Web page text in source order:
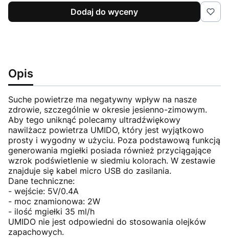
Dodaj do wyceny
Opis
Suche powietrze ma negatywny wpływ na nasze
zdrowie, szczególnie w okresie jesienno-zimowym.
Aby tego uniknąć polecamy ultradźwiękowy
nawilżacz powietrza UMIDO, który jest wyjątkowo
prosty i wygodny w użyciu. Poza podstawową funkcją
generowania mgiełki posiada również przyciągające
wzrok podświetlenie w siedmiu kolorach. W zestawie
znajduje się kabel micro USB do zasilania.
Dane techniczne:
- wejście: 5V/0.4A
- moc znamionowa: 2W
- ilość mgiełki 35 ml/h
UMIDO nie jest odpowiedni do stosowania olejków
zapachowych.